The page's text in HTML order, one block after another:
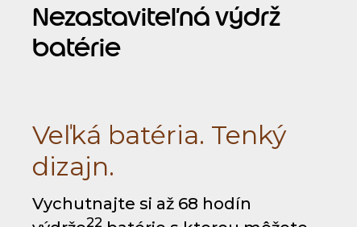
Nezastaviteľná výdrž
batérie
Veľká batéria. Tenký
dizajn.
Vychutnajte si až 68 hodín
22